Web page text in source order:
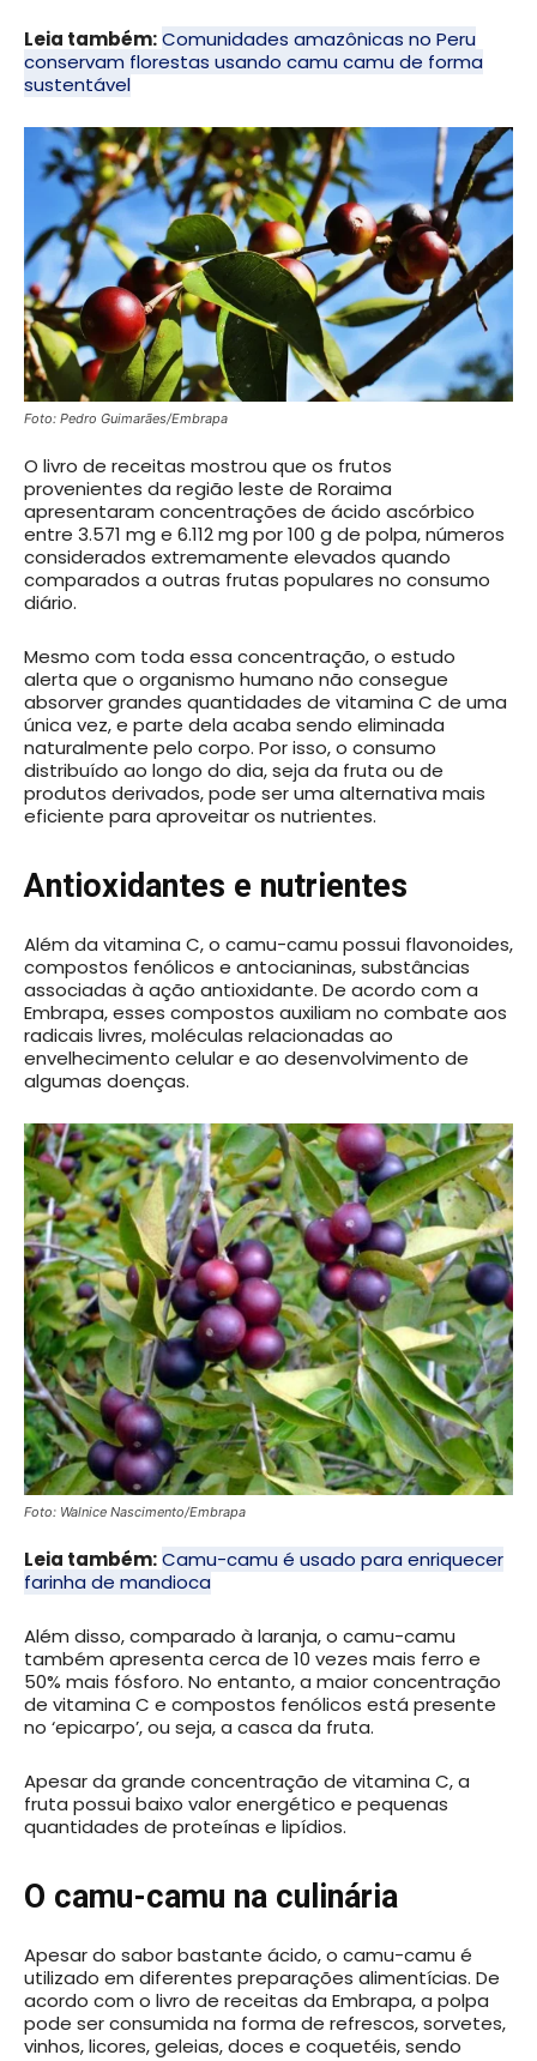
Leia também:Comunidades amazônicas no Peru
conservam florestas usando camu camu de forma
sustentável
Foto: Pedro Guimarães/Embrapa
O livro de receitas mostrou que os frutos
provenientes da região leste de Roraima
apresentaram concentrações de ácido ascórbico
entre 3.571 mg e 6.112 mg por 100 g de polpa, números
considerados extremamente elevados quando
comparados a outras frutas populares no consumo
diário.
Mesmo com toda essa concentração, o estudo
alerta que o organismo humano não consegue
absorver grandes quantidades de vitamina C de uma
única vez, e parte dela acaba sendo eliminada
naturalmente pelo corpo. Por isso, o consumo
distribuído ao longo do dia, seja da fruta ou de
produtos derivados, pode ser uma alternativa mais
eficiente para aproveitar os nutrientes.
Antioxidantes e nutrientes
Além da vitamina C, o camu-camu possui flavonoides,
compostos fenólicos e antocianinas, substâncias
associadas à ação antioxidante. De acordo com a
Embrapa, esses compostos auxiliam no combate aos
radicais livres, moléculas relacionadas ao
envelhecimento celular e ao desenvolvimento de
algumas doenças.
Foto: Walnice Nascimento/Embrapa
Leia também:Camu-camu é usado para enriquecer
farinha de mandioca
Além disso, comparado à laranja, o camu-camu
também apresenta cerca de 10 vezes mais ferro e
50% mais fósforo. No entanto, a maior concentração
de vitamina C e compostos fenólicos está presente
no ‘epicarpo’, ou seja, a casca da fruta.
Apesar da grande concentração de vitamina C, a
fruta possui baixo valor energético e pequenas
quantidades de proteínas e lipídios.
O camu-camu na culinária
Apesar do sabor bastante ácido, o camu-camu é
utilizado em diferentes preparações alimentícias. De
acordo com o livro de receitas da Embrapa, a polpa
pode ser consumida na forma de refrescos, sorvetes,
vinhos, licores, geleias, doces e coquetéis, sendo